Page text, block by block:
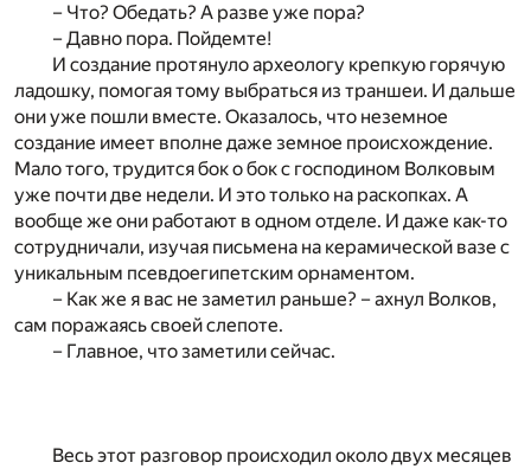
– Что? Обедать? А разве уже пора?
– Давно пора. Пойдемте!
И создание протянуло археологу крепкую горячую
ладошку, помогая тому выбраться из траншеи. И дальше
они уже пошли вместе. Оказалось, что неземное
создание имеет вполне даже земное происхождение.
Мало того, трудится бок о бок с господином Волковым
уже почти две недели. И это только на раскопках. А
вообще же они работают в одном отделе. И даже как-то
сотрудничали, изучая письмена на керамической вазе с
уникальным псевдоегипетским орнаментом.
– Как же я вас не заметил раньше? – ахнул Волков,
сам поражаясь своей слепоте.
– Главное, что заметили сейчас.
Весь этот разговор происходил около двух месяцев